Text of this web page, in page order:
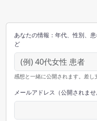
あなたの情報：年代、性別、
ど
感想と一緒に公開されます。差し
メールアドレス（公開されませ